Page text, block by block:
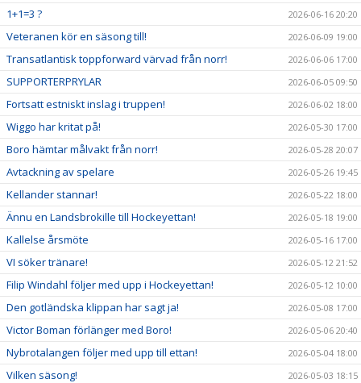
1+1=3 ? 2026-06-16 20:20
Veteranen kör en säsong till! 2026-06-09 19:00
Transatlantisk toppforward värvad från norr! 2026-06-06 17:00
SUPPORTERPRYLAR 2026-06-05 09:50
Fortsatt estniskt inslag i truppen! 2026-06-02 18:00
Wiggo har kritat på! 2026-05-30 17:00
Boro hämtar målvakt från norr! 2026-05-28 20:07
Avtackning av spelare 2026-05-26 19:45
Kellander stannar! 2026-05-22 18:00
Ännu en Landsbrokille till Hockeyettan! 2026-05-18 19:00
Kallelse årsmöte 2026-05-16 17:00
VI söker tränare! 2026-05-12 21:52
Filip Windahl följer med upp i Hockeyettan! 2026-05-12 10:00
Den gotländska klippan har sagt ja! 2026-05-08 17:00
Victor Boman förlänger med Boro! 2026-05-06 20:40
Nybrotalangen följer med upp till ettan! 2026-05-04 18:00
Vilken säsong! 2026-05-03 18:15